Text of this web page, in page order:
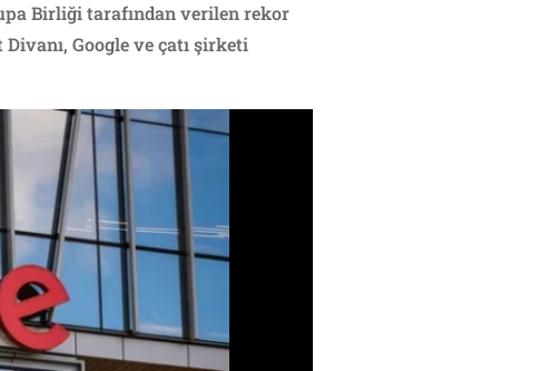
Birliği tarafından verilen rekor
Google ve çatı şirketi